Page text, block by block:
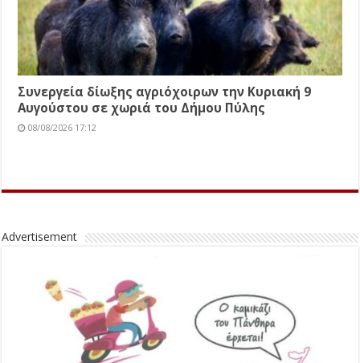
Συνεργεία δίωξης αγριόχοιρων την Κυριακή 9
Αυγούστου σε χωριά του Δήμου Πύλης
08/08/2026 17:12
Advertisement